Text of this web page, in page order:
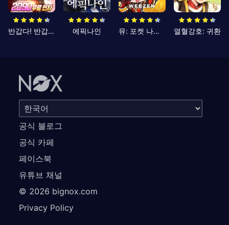
반갑다! 반갑삼국지 에픽나인 뮤: 포켓 나이츠 열혈강호: 귀환
공식 블로그
공식 카페
페이스북
유튜브 채널
© 2026 bignox.com
Privacy Policy